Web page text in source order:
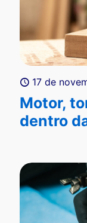
17 de
Motor,
dentro